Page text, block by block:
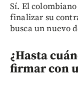
Sí. El
finalizar su
busca un nuevo
¿Hasta
firmar con